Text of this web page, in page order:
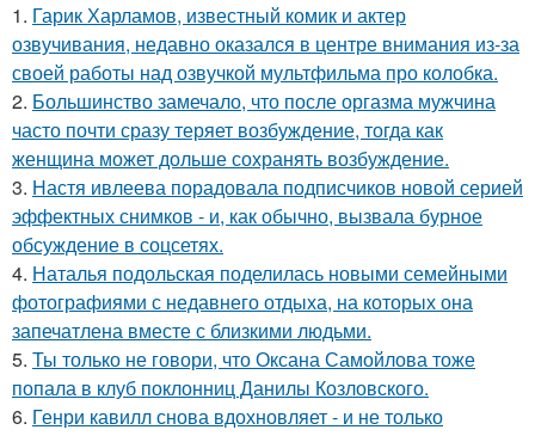
1. Гарик Харламов, известный комик и актер
озвучивания, недавно оказался в центре внимания из-за
своей работы над озвучкой мультфильма про колобка.
2. Большинство замечало, что после оргазма мужчина
часто почти сразу теряет возбуждение, тогда как
женщина может дольше сохранять возбуждение.
3. Настя ивлеева порадовала подписчиков новой серией
эффектных снимков - и, как обычно, вызвала бурное
обсуждение в соцсетях.
4. Наталья подольская поделилась новыми семейными
фотографиями с недавнего отдыха, на которых она
запечатлена вместе с близкими людьми.
5. Ты только не говори, что Оксана Самойлова тоже
попала в клуб поклонниц Данилы Козловского.
6. Генри кавилл снова вдохновляет - и не только